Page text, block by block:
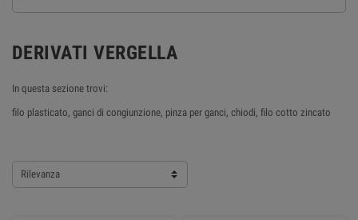
DERIVATI VERGELLA
In questa sezione trovi:
filo plasticato, ganci di congiunzione, pinza per ganci, chiodi, filo cotto zincato
Rilevanza